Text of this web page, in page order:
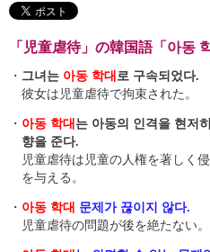
「児童虐待」の韓国語「아동
・ 그녀는 아동 학대 로 구속되었다.
彼女は児童虐待で拘束された。
・ 아동 학대 는 아동의 인격을 현저
향을 준다.
児童虐待は児童の人権を著しく
を与える。
・ 아동 학대 문제가 끊이지 않다.
児童虐待の問題が後を絶たない。